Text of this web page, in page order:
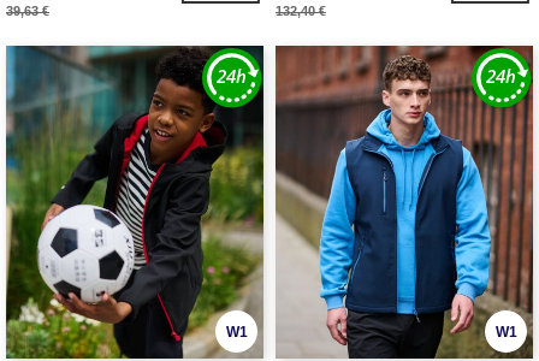
39,63 € 132,40 €
W1 W1